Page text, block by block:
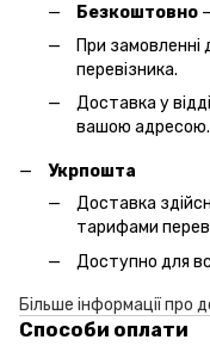
Безкоштовно
При
перевізника.
Доставка у
вашою адресою.
Укрпошта
Доставка
тарифами
Доступно для
Більше інформації про
Способи оплати